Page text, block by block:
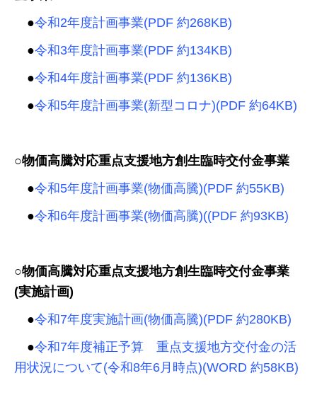
●令和2年度計画事業(PDF 約268KB)
●令和3年度計画事業(PDF 約134KB)
●令和4年度計画事業(PDF 約136KB)
●令和5年度計画事業(新型コロナ)(PDF 約64KB)
○物価高騰対応重点支援地方創生臨時交付金事業
●令和5年度計画事業(物価高騰)(PDF 約55KB)
●令和6年度計画事業(物価高騰)((PDF 約93KB)
○物価高騰対応重点支援地方創生臨時交付金事業
(実施計画)
●令和7年度実施計画(物価高騰)(PDF 約280KB)
●令和7年度補正予算 重点支援地方交付金の活
用状況について(令和8年6月時点)(WORD 約58KB)